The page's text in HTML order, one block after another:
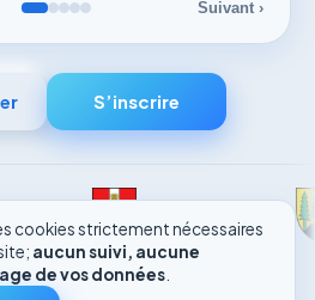
Suivant ›
S’inscrire
COMMUNE DE
Commugny
cookies strictement nécessaires
aucun suivi, aucune
de vos données